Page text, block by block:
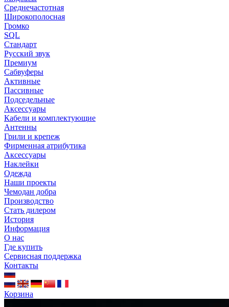
Среднечастотная
Широкополосная
Громко
SQL
Стандарт
Русский звук
Премиум
Сабвуферы
Активные
Пассивные
Подседельные
Аксессуары
Кабели и комплектующие
Антенны
Грили и крепеж
Фирменная атрибутика
Аксессуары
Наклейки
Одежда
Наши проекты
Чемодан добра
Производство
Стать дилером
История
Информация
О нас
Где купить
Сервисная поддержка
Контакты
Корзина